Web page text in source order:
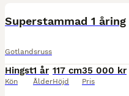
Superstammad 1 åring
Gotlandsruss
Hingst
Kön
1 år
Ålder
117 cm
Höjd
35 000 kr
Pris